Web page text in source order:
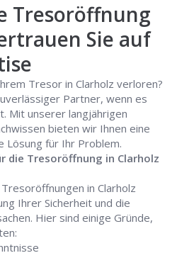
Tresoröffnung
Sie auf
Tresor in Clarholz verloren?
Partner, wenn es
Mit unserer langjährigen
bieten wir Ihnen eine
Lösung für Ihr Problem.
die Tresoröffnung in Clarholz
in Clarholz
Ihrer Sicherheit und die
Hier sind einige Gründe,